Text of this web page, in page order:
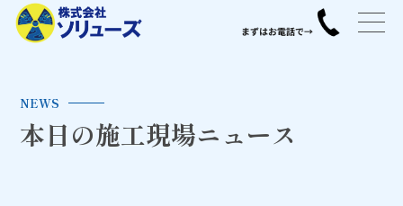
NEWS
本日の施工現場ニュース